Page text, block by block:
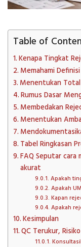
Table of
Kenapa Tingkat
Memahami
Menentukan Total
Rumus Dasar
Membedakan
Menentukan
Tabel Ringkasan
FAQ Seputar
akurat
Apakah
Apakah
Kapan
Apakah
Kesimpulan
QC Terukur,